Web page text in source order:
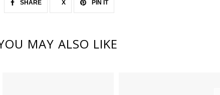
SHARE X PIN IT
MAY ALSO LIKE